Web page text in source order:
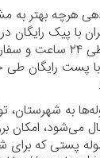
هرچه بهتر به
با پیک رایگان
توسط شما، حداکثر طی
به
می‌شود، امکان
پستی که